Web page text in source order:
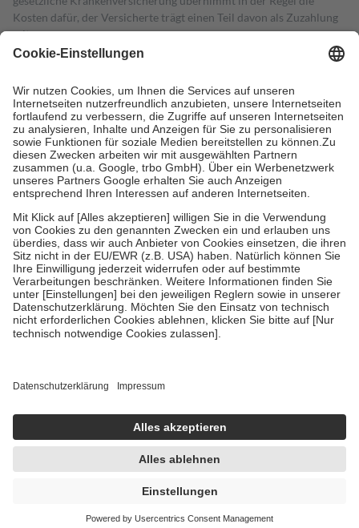
Kosten dafür, der Versicherte trägt einen Teil davon als Zuzahlung
mit.
Grundsätzlich leisten Mitglieder Zuzahlungen in Höhe von zehn
höchstens zehn Euro.
Es sind jedoch nie mehr als die tatsächlichen
Kosten der Leistung zu entrichten.
Diese Regeln gelten grundsätzlich auch für Online-Apotheken.
Bei Heilmitteln und häuslicher Krankenpflege beträgt die
Zuzahlung zehn Prozent der Kosten sowie zehn Euro je
Verordnung.
Um das Engagement der Versicherten für ihre eigene Gesundheit zu
stärken und die besondere Stellung der Familie zu unterstützen,
fallenkeine Zuzahlungenan bei:
• Kindern und Jugendlichen bis zum vollendeten 18. Lebensjahr
mit Ausnahme der Fahrkosten
• Untersuchungen zur Vorsorge und Früherkennung, die von der
GKV getragen werden
• empfohlenen Schutzimpfungen
• Harn- und Blutteststreifen
getroffen, um sicherzustellen, dass es sich um echte Bewertungen
https://help.etrusted.com/hc/de/articles/4419944605341
Einige Bilder und Inhalte wurden unter Zuhilfenahme künstlicher